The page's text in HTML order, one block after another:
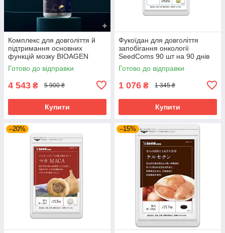
Комплекс для довголіття й
підтримання основних
функцій мозку BIOAGEN
PYRROVITAL NMN 60 капсул
на 30 днів приймання
Готово до відправки
4 543 ₴ 5 900 ₴
Купити
Фукоїдан для довголіття
запобігання онкології
SeedComs 90 шт на 90 днів
Готово до відправки
1 076 ₴ 1 345 ₴
Купити
–20% –15%